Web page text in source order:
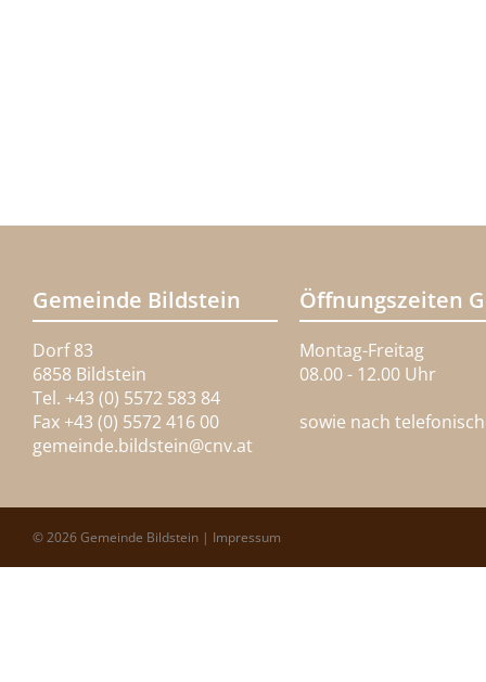
Gemeinde Bildstein
Dorf 83
6858 Bildstein
Tel. +43 (0) 5572 583 84
Fax +43 (0) 5572 416 00
gemeinde.bildstein@cnv.at
Öffnungszeiten
Montag-Freitag
08.00 - 12.00 Uhr
sowie nach
© 2026 Gemeinde Bildstein | Impressum